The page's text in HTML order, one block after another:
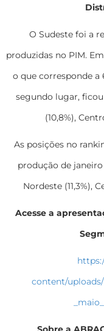
O Sudeste foi a
produzidas no PIM.
o que corresponde
segundo lugar, ficou
(10,8%),
As posições no
produção de janeiro
Nordeste (11,3%),
Acesse a
content/